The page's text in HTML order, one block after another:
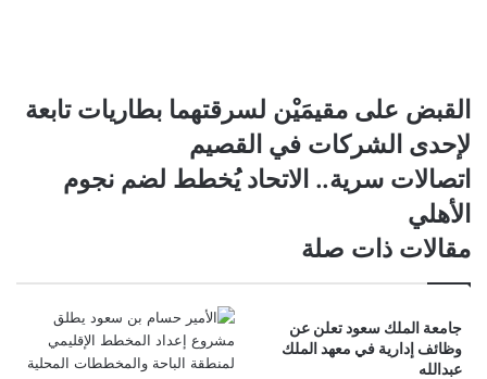
القبض
مقيمَيْن
لسرقتهما
بطاريات
تابعة
لإحدى
الشركات
في
القبض على مقيمَيْن لسرقتهما بطاريات تابعة
لإحدى الشركات في القصيم
اتصالات
سرية..
الاتحاد
يُخطط
لضم
نجوم
اتصالات سرية.. الاتحاد يُخطط لضم نجوم
الأهلي
مقالات ذات صلة
جامعة الملك سعود تعلن عن
وظائف إدارية في معهد الملك
عبدالله